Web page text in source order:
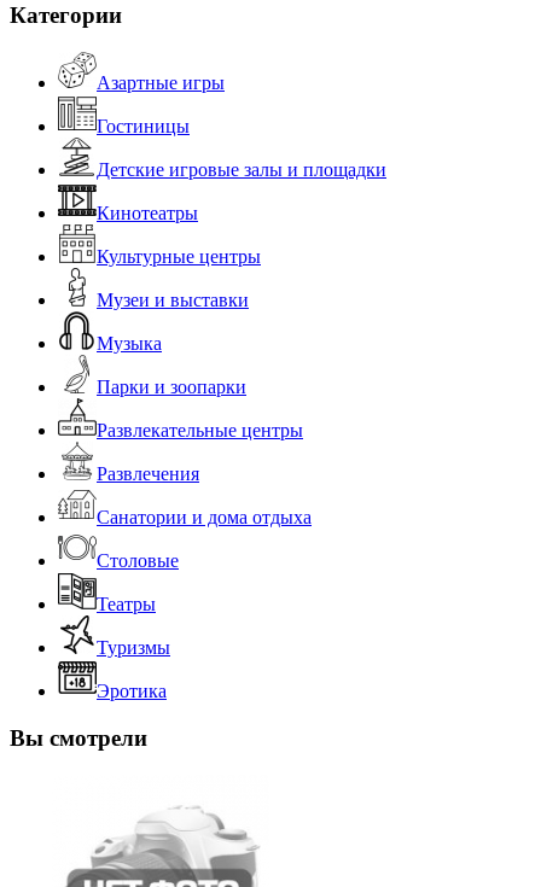
Категории
Азартные игры
Гостиницы
Детские игровые залы и площадки
Кинотеатры
Культурные центры
Музеи и выставки
Музыка
Парки и зоопарки
Развлекательные центры
Развлечения
Санатории и дома отдыха
Столовые
Театры
Туризмы
Эротика
Вы смотрели